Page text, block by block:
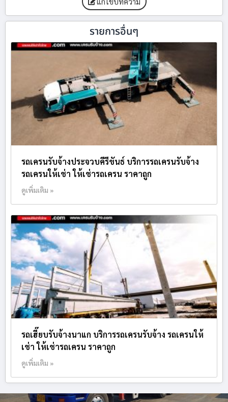
รายการอื่นๆ
รถเครนรับจ้างประจวบคีรีขันธ์ บริการรถเครนรับจ้าง
รถเครนให้เช่า ให้เช่ารถเครน ราคาถูก
ดูเพิ่มเติม »
รถเฮี๊ยบรับจ้างนาแก บริการรถเครนรับจ้าง รถเครนให้
เช่า ให้เช่ารถเครน ราคาถูก
ดูเพิ่มเติม »